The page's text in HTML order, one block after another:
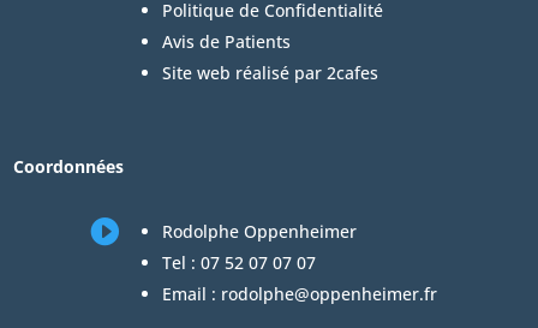
Politique de Confidentialité
Avis de Patients
Site web réalisé par 2cafes
Coordonnées

Rodolphe Oppenheimer
Tel : 07 52 07 07 07
Email : rodolphe@oppenheimer.fr